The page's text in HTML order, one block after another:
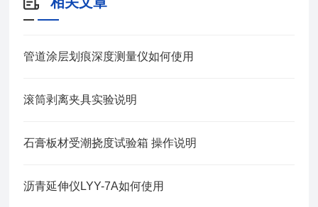
管道涂层划痕深度测量仪如何使用
滚筒剥离夹具实验说明
石膏板材受潮挠度试验箱 操作说明
沥青延伸仪LYY-7A如何使用